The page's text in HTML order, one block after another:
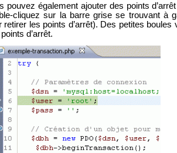
pouvez également ajouter des points
cliquez sur la barre grise se trouvant à
retirer les points d’arrêt). Des petites boules
d’arrêt.